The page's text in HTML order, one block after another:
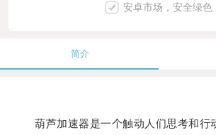
安卓市场，安全绿色
简介
葫芦加速器是一个触动人们思考和行